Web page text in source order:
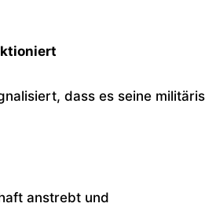
dass es seine
anstrebt und